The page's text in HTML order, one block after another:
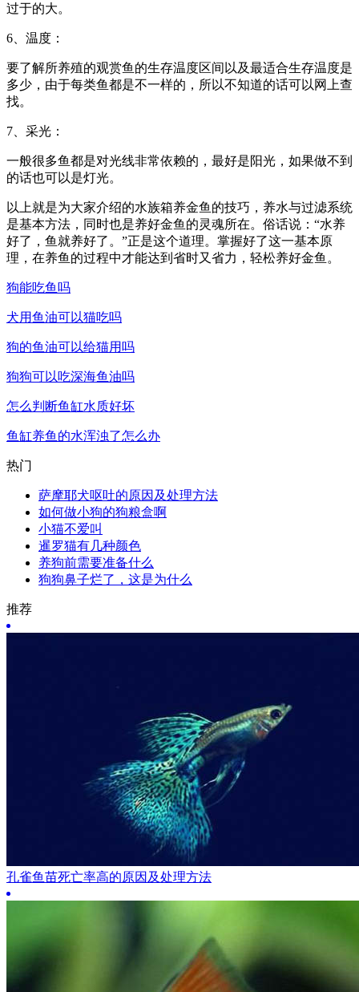
过于的大。
6、温度：
要了解所养殖的观赏鱼的生存温度区间以及最适合生存温度是
多少，由于每类鱼都是不一样的，所以不知道的话可以网上查
找。
7、采光：
一般很多鱼都是对光线非常依赖的，最好是阳光，如果做不到
的话也可以是灯光。
以上就是为大家介绍的水族箱养金鱼的技巧，养水与过滤系统
是基本方法，同时也是养好金鱼的灵魂所在。俗话说：“水养
好了，鱼就养好了。”正是这个道理。掌握好了这一基本原
理，在养鱼的过程中才能达到省时又省力，轻松养好金鱼。
狗能吃鱼吗
犬用鱼油可以猫吃吗
狗的鱼油可以给猫用吗
狗狗可以吃深海鱼油吗
怎么判断鱼缸水质好坏
鱼缸养鱼的水浑浊了怎么办
热门
萨摩耶犬呕吐的原因及处理方法
如何做小狗的狗粮盒啊
小猫不爱叫
暹罗猫有几种颜色
养狗前需要准备什么
狗狗鼻子烂了，这是为什么
推荐
孔雀鱼苗死亡率高的原因及处理方法